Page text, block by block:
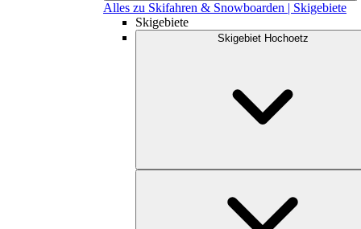
Alles zu Skifahren & Snowboarden | Skigebiete
Skigebiete
Skigebiet Hochoetz